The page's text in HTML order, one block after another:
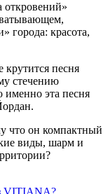
откровений»
города: красота,
крутится песня
стечению
именно эта песня
что он компактный
виды, шарм и
VITIANA?